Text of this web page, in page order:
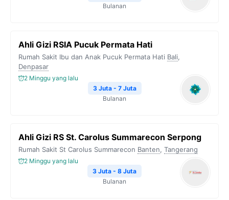
Bulanan
Ahli Gizi RSIA Pucuk Permata Hati
Rumah Sakit Ibu dan Anak Pucuk Permata Hati Bali,
Denpasar
2 Minggu yang lalu
3 Juta - 7 Juta
Bulanan
Ahli Gizi RS St. Carolus Summarecon Serpong
Rumah Sakit St Carolus Summarecon Banten, Tangerang
2 Minggu yang lalu
3 Juta - 8 Juta
Bulanan